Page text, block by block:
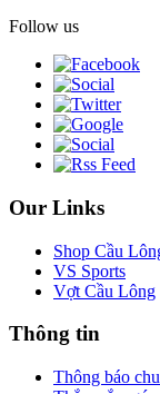
Follow us
Our Links
Shop Cầu
VS Sports
Vợt Cầu Lông
Thông tin
Thông báo